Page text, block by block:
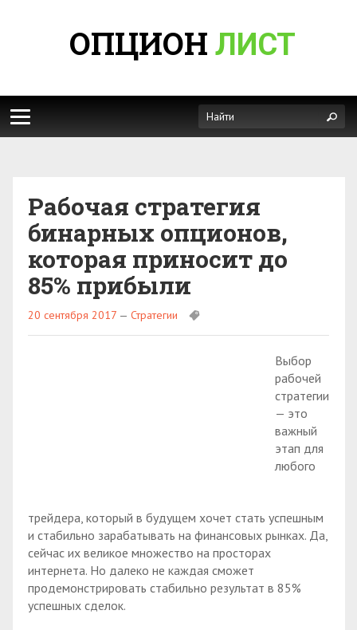
ОПЦИОН ЛИСТ
Рабочая стратегия
бинарных опционов,
которая приносит до
85% прибыли
20 сентября 2017 — Стратегии
Выбор
рабочей
стратегии
— это
важный
этап для
любого
трейдера, который в будущем хочет стать успешным
и стабильно зарабатывать на финансовых рынках. Да,
сейчас их великое множество на просторах
интернета. Но далеко не каждая сможет
продемонстрировать стабильно результат в 85%
успешных сделок.